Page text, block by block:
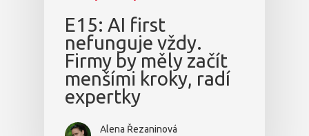
E15: AI first
nefunguje vždy.
Firmy by měly začít
menšími kroky, radí
expertky
Alena Řezaninová